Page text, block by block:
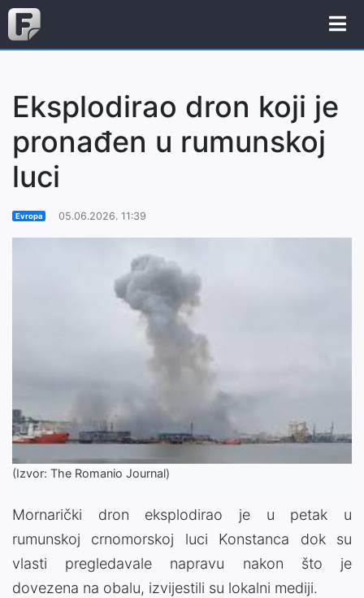
Eksplodirao dron koji je
pronađen u rumunskoj
luci
Evropa 05.06.2026. 11:39
(Izvor: The Romanio Journal)
Mornarički dron eksplodirao je u petak u
rumunskoj crnomorskoj luci Konstanca dok su
vlasti pregledavale napravu nakon što je
dovezena na obalu, izvijestili su lokalni mediji.